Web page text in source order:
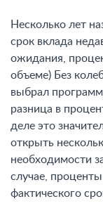
Несколько лет
срок вклада
ожидания,
объеме) Без
выбрал
разница в
деле это
открыть
необходимости
случае,
фактического